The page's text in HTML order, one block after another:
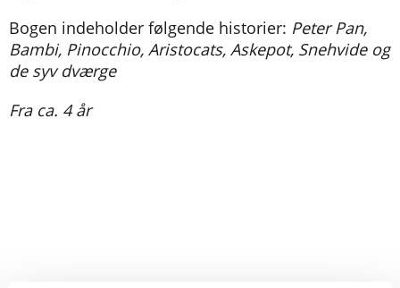
Bogen indeholder følgende historier: Peter Pan,
Bambi, Pinocchio, Aristocats, Askepot, Snehvide og
de syv dværge
Fra ca. 4 år